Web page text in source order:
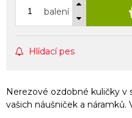
balení
Hlídací pes
Nerezové ozdobné kuličky v
vašich náušniček a náramků.